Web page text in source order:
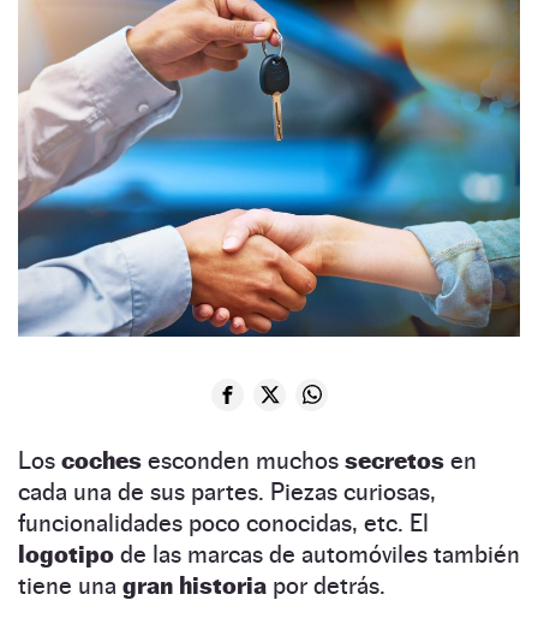
Los coches esconden muchos secretos en
cada una de sus partes. Piezas curiosas,
funcionalidades poco conocidas, etc. El
logotipo de las marcas de automóviles también
tiene una gran historia por detrás.